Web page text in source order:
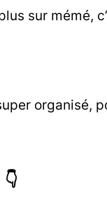
sur mémé,
organisé,